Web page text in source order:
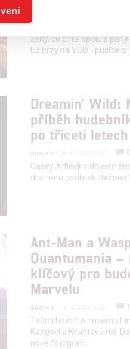
ženy, co chtěl spolu s
Už brzy na VOD - pusťte si
Dreamin’ Wild:
příběh
po třiceti letech
Anarvin
0
Casey Affleck v
dramatu podle
Ant-Man a
Quantumania –
klíčový pro
Marvelu
Anarvin
Tvůrci hovoří o novém
Kangovi a Kvantové říši.
nové fotografii.
nebo přístup k informacím
na omezených
obsah, měření
s účely a funkcemi zde
bezpečnosti, předcházení
reklamy a obsahu